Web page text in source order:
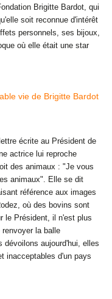
Brigitte Bardot, qui
soit reconnue d'intérêt
personnels, ses bijoux,
où elle était une star
écrite au Président de
actrice lui reproche
des animaux : "Je vous
animaux". Elle se dit
référence aux images
où des bovins sont
le Président, il n'est plus
la balle
dévoilons aujourd'hui, elles
inacceptables d'un pays